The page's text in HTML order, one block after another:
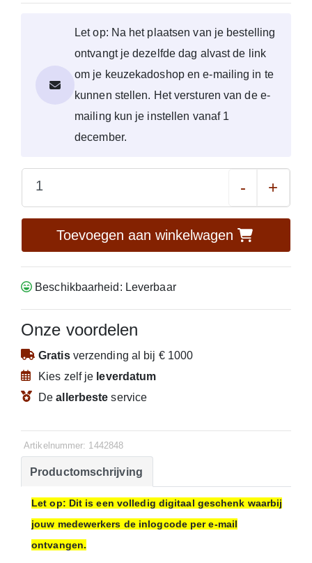
Let op: Na het plaatsen van je bestelling
ontvangt je dezelfde dag alvast de link
om je keuzekadoshop en e-mailing in te
kunnen stellen. Het versturen van de e-
mailing kun je instellen vanaf 1
december.
- +
Toevoegen aan winkelwagen
Beschikbaarheid: Leverbaar
Onze voordelen
Gratisverzending al bij € 1000
Kies zelf je leverdatum
Deallerbeste service
Artikelnummer: 1442848
Productomschrijving
Let op: Dit is een volledig digitaal geschenk waarbij
jouw medewerkers de inlogcode per e-mail
ontvangen.